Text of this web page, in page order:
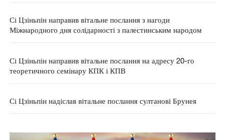
Сі Цзіньпін направив вітальне послання з нагоди
Міжнародного дня солідарності з палестинським народом
Сі Цзіньпін направив вітальне послання на адресу 20-го
теоретичного семінару КПК і КПВ
Сі Цзіньпін надіслав вітальне послання султанові Брунея